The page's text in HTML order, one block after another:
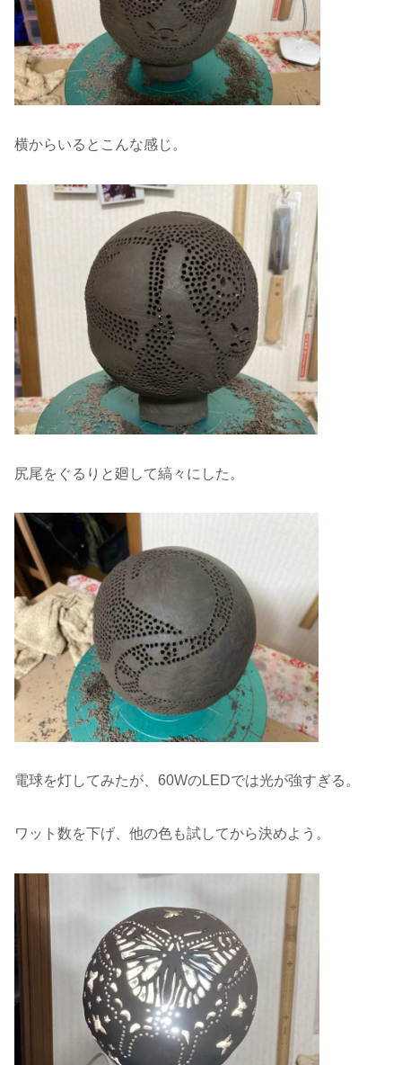
横からいるとこんな感じ。
尻尾をぐるりと廻して縞々にした。
電球を灯してみたが、60WのLEDでは光が強すぎる。
ワット数を下げ、他の色も試してから決めよう。